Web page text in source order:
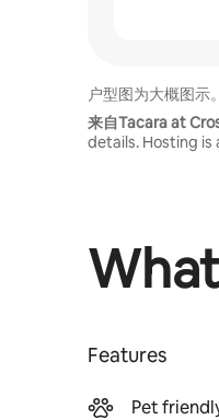
户型图为大概图示
来自Tacara at
details. Hosting is
Features
Pet